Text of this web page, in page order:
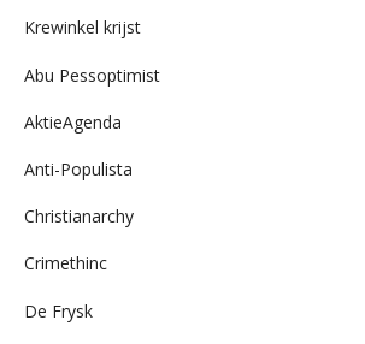
Krewinkel krijst
Abu Pessoptimist
AktieAgenda
Anti-Populista
Christianarchy
Crimethinc
De Frysk